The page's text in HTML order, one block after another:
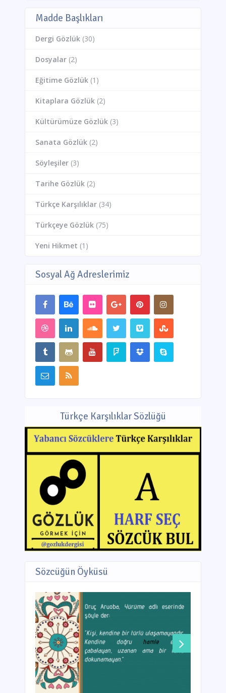
Madde Başlıkları
Dergi Gözlük(30)
Dosyalar(2)
Eğitime Gözlük(1)
Kitaplara Gözlük(2)
Kültürümüze Gözlük(3)
Sanata Gözlük(2)
Söyleşiler(3)
Tarihe Gözlük(2)
Türkçe Karşılıklar(34)
Türkçeye Gözlük(75)
Yeni Hikmet (1)
Sosyal Ağ Adreslerimiz
Türkçe Karşılıklar Sözlüğü
Sözcüğün Öyküsü